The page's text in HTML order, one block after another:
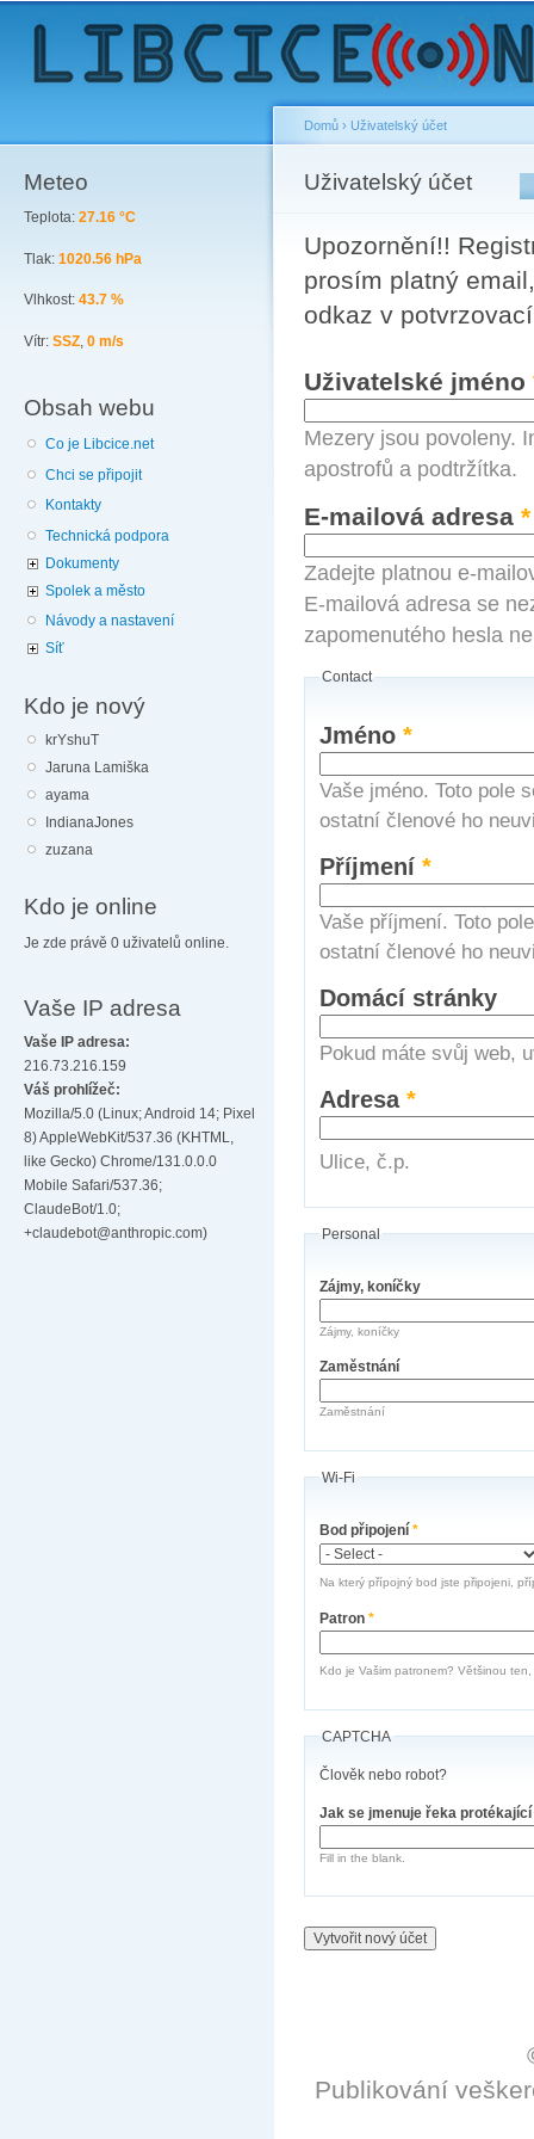
Meteo
Teplota: 27.16 °C
Tlak: 1020.56 hPa
Vlhkost: 43.7 %
Vítr: SSZ, 0 m/s
Obsah webu
Co je Libcice.net
Chci se připojit
Kontakty
Technická podpora
Dokumenty
Spolek a město
Návody a nastavení
Síť
Kdo je nový
krYshuT
Jaruna Lamiška
ayama
IndianaJones
zuzana
Kdo je online
Je zde právě 0 uživatelů online.
Vaše IP adresa
Vaše IP adresa:
216.73.216.159
Váš prohlížeč:
Mozilla/5.0 (Linux; Android 14; Pixel
8) AppleWebKit/537.36 (KHTML,
like Gecko) Chrome/131.0.0.0
Mobile Safari/537.36;
ClaudeBot/1.0;
+claudebot@anthropic.com)
You are here
Domů › Uživatelský účet
Uživatelský účet
Primary tabs
Upozornění!!
prosím platný
odkaz v
Uživatelské jméno
Mezery jsou povoleny.
apostrofů a podtržítka.
E-mailová adresa *
Zadejte platnou e-
E-mailová adresa se
zapomenutého hesla
Contact
Jméno*
Vaše jméno. Toto pole
ostatní členové ho
Příjmení*
Vaše příjmení. Toto
ostatní členové ho
Domácí stránky
Pokud máte svůj web,
Adresa*
Ulice, č.p.
Personal
Zájmy, koníčky
Zájmy, koníčky
Zaměstnání
Zaměstnání
Wi-Fi
Bod připojení*
Na který přípojný bod jste připojeni,
Patron*
Kdo je Vašim patronem? Většinou
CAPTCHA
Člověk nebo robot?
Jak se jmenuje řeka
Fill in the blank.
Publikování